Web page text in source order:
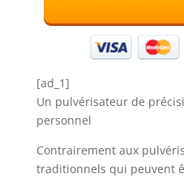
[ad_1]
Un pulvérisateur de
personnel
Contrairement aux
traditionnels qui peuvent